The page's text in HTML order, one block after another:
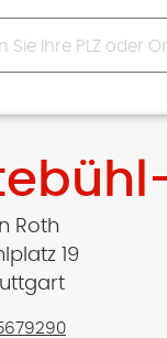
Roth
19